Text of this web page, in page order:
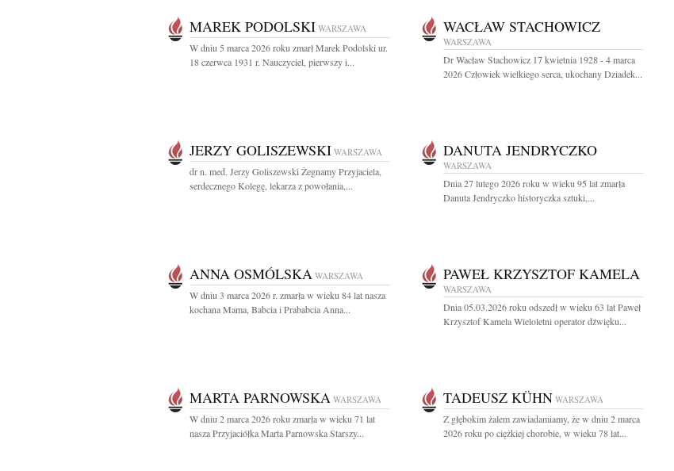
MAREK PODOLSKI WARSZAWA
W dniu 5 marca 2026 roku zmarł Marek Podolski ur.
18 czerwca 1931 r. Nauczyciel, pierwszy i...
WACŁAW STACHOWICZ
WARSZAWA
Dr Wacław Stachowicz 17 kwietnia 1928 - 4 marca
2026 Człowiek wielkiego serca, ukochany Dziadek...
JERZY GOLISZEWSKI WARSZAWA
dr n. med. Jerzy Goliszewski Żegnamy Przyjaciela,
serdecznego Kolegę, lekarza z powołania,...
DANUTA JENDRYCZKO
WARSZAWA
Dnia 27 lutego 2026 roku w wieku 95 lat zmarła
Danuta Jendryczko historyczka sztuki,...
ANNA OSMÓLSKA WARSZAWA
W dniu 3 marca 2026 r. zmarła w wieku 84 lat nasza
kochana Mama, Babcia i Prababcia Anna...
PAWEŁ KRZYSZTOF KAMELA
WARSZAWA
Dnia 05.03.2026 roku odszedł w wieku 63 lat Paweł
Krzysztof Kamela Wieloletni operator dźwięku...
MARTA PARNOWSKA WARSZAWA
W dniu 2 marca 2026 roku zmarła w wieku 71 lat
nasza Przyjaciółka Marta Parnowska Starszy...
TADEUSZ KÜHN WARSZAWA
Z głębokim żalem zawiadamiamy, że w dniu 2 marca
2026 roku po ciężkiej chorobie, w wieku 78 lat...